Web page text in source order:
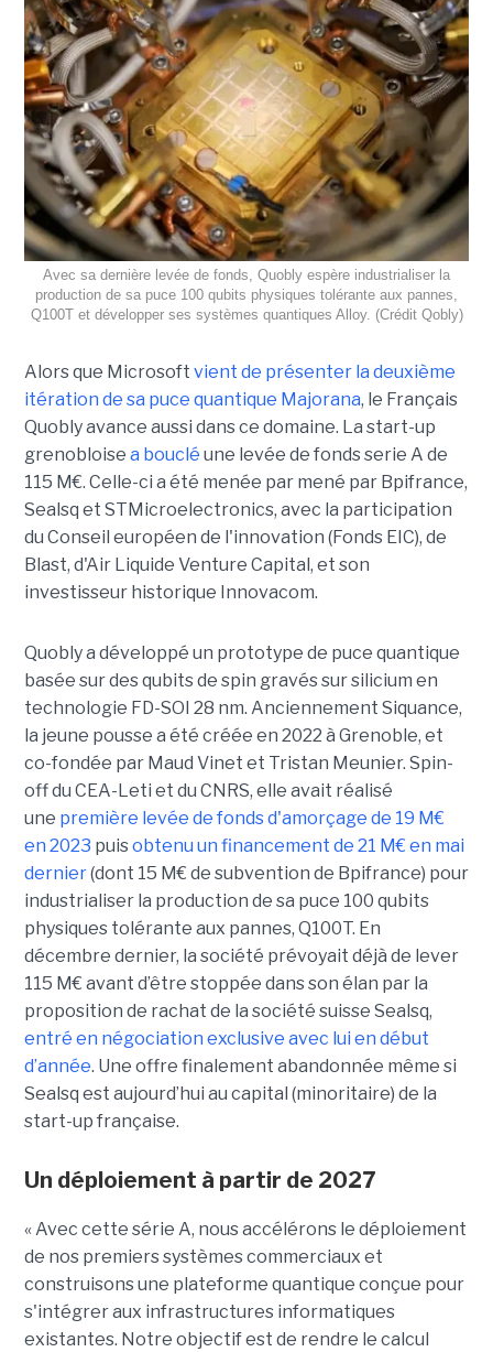
Avec sa dernière levée de fonds, Quobly espère industrialiser la
production de sa puce 100 qubits physiques tolérante aux pannes,
Q100T et développer ses systèmes quantiques Alloy. (Crédit Qobly)
Alors que Microsoft vient de présenter la deuxième
itération de sa puce quantique Majorana, le Français
Quobly avance aussi dans ce domaine. La start-up
grenobloise a bouclé une levée de fonds serie A de
115 M€. Celle-ci a été menée par mené par Bpifrance,
Sealsq et STMicroelectronics, avec la participation
du Conseil européen de l'innovation (Fonds EIC), de
Blast, d'Air Liquide Venture Capital, et son
investisseur historique Innovacom.
Quobly a développé un prototype de puce quantique
basée sur des qubits de spin gravés sur silicium en
technologie FD-SOI 28 nm. Anciennement Siquance,
la jeune pousse a été créée en 2022 à Grenoble, et
co-fondée par Maud Vinet et Tristan Meunier. Spin-
off du CEA-Leti et du CNRS, elle avait réalisé
une première levée de fonds d'amorçage de 19 M€
en 2023 puisobtenu un financement de 21 M€ en mai
dernier(dont 15 M€ de subvention de Bpifrance) pour
industrialiser la production de sa puce 100 qubits
physiques tolérante aux pannes, Q100T. En
décembre dernier, la société prévoyait déjà de lever
115 M€ avant d’être stoppée dans son élan par la
proposition de rachat de la société suisse Sealsq,
entré en négociation exclusive avec lui en début
d’année. Une offre finalement abandonnée même si
Sealsq est aujourd’hui au capital (minoritaire) de la
start-up française.
Un déploiement à partir de 2027
« Avec cette série A, nous accélérons le déploiement
de nos premiers systèmes commerciaux et
construisons une plateforme quantique conçue pour
s'intégrer aux infrastructures informatiques
existantes. Notre objectif est de rendre le calcul